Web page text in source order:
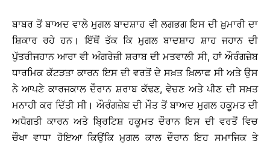
ਬਾਬਰ ਤੋਂ ਬਾਅਦ ਵਾਲੇ ਮੁਗਲ ਬਾਦਸ਼ਾਹ ਵੀ ਲਗਭਗ ਇਸ ਦੀ ਖ਼ੁਮਾਰੀ ਦਾ
ਸ਼ਿਕਾਰ ਰਹੇ ਹਨ। ਇੱਥੋਂ ਤੱਕ ਕਿ ਮੁਗਲ ਬਾਦਸ਼ਾਹ ਸ਼ਾਹ ਜਹਾਨ ਦੀ
ਪੁੱਤਰੀਜਹਾਨ ਆਰਾ ਵੀ ਅੰਗਰੇਜ਼ੀ ਸ਼ਰਾਬ ਦੀ ਮਤਵਾਲੀ ਸੀ, ਹਾਂ ਔਰੰਗਜ਼ੇਬ
ਧਾਰਮਿਕ ਕੱਟੜਤਾ ਕਾਰਨ ਇਸ ਦੀ ਵਰਤੋਂ ਦੇ ਸਖ਼ਤ ਖ਼ਿਲਾਫ ਸੀ ਅਤੇ ਉਸ
ਨੇ ਆਪਣੇ ਕਾਰਜਕਾਲ ਦੌਰਾਨ ਸ਼ਰਾਬ ਕੱਢਣ, ਵੇਚਣ ਅਤੇ ਪੀਣ ਦੀ ਸਖ਼ਤ
ਮਨਾਹੀ ਕਰ ਦਿੱਤੀ ਸੀ। ਔਰੰਗਜ਼ੇਬ ਦੀ ਮੌਤ ਤੋਂ ਬਾਅਦ ਮੁਗਲ ਹਕੂਮਤ ਦੀ
ਅਧੋਗਤੀ ਕਾਰਨ ਅਤੇ ਬਿ੍ਰਟਿਸ਼ ਹਕੂਮਤ ਦੌਰਾਨ ਇਸ ਦੀ ਵਰਤੋਂ ਵਿਚ
ਚੌਖਾ ਵਾਧਾ ਹੋਇਆ ਕਿਉਂਕਿ ਮੁਗਲ ਕਾਲ ਦੌਰਾਨ ਇਹ ਸਮਾਜਿਕ ਤੇ